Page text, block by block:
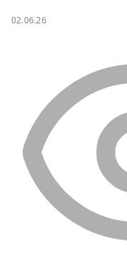
02.06.26